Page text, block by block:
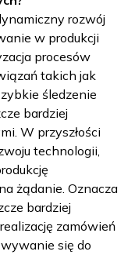
rozwój
w produkcji
procesów
takich jak
śledzenie
bardziej
W przyszłości
technologii,
żądanie. Oznacza
bardziej
zamówień
się do